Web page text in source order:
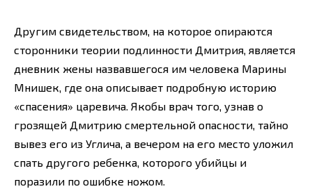
Другим свидетельством, на которое опираются
сторонники теории подлинности Дмитрия, является
дневник жены назвавшегося им человека Марины
Мнишек, где она описывает подробную историю
«спасения» царевича. Якобы врач того, узнав о
грозящей Дмитрию смертельной опасности, тайно
вывез его из Углича, а вечером на его место уложил
спать другого ребенка, которого убийцы и
поразили по ошибке ножом.